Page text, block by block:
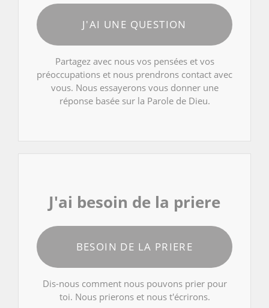
J'AI UNE QUESTION
Partagez avec nous vos pensées et vos
préoccupations et nous prendrons contact avec
vous. Nous essayerons vous donner une
réponse basée sur la Parole de Dieu.
J'ai besoin de la priere
BESOIN DE LA PRIERE
Dis-nous comment nous pouvons prier pour
toi. Nous prierons et nous t'écrirons.